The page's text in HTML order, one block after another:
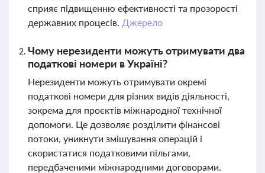
сприяє підвищенню ефективності та прозорості
державних процесів. Джерело
Чому нерезиденти можуть отримувати два
податкові номери в Україні?
Нерезиденти можуть отримувати окремі
податкові номери для різних видів діяльності,
зокрема для проєктів міжнародної технічної
допомоги. Це дозволяє розділити фінансові
потоки, уникнути змішування операцій і
скористатися податковими пільгами,
передбаченими міжнародними договорами.